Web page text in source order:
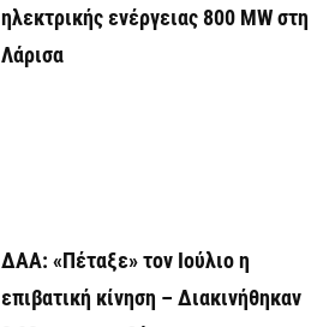
ηλεκτρικής ενέργειας 800 ΜW στη
Λάρισα
ΔΑΑ: «Πέταξε» τον Ιούλιο η
επιβατική κίνηση – Διακινήθηκαν